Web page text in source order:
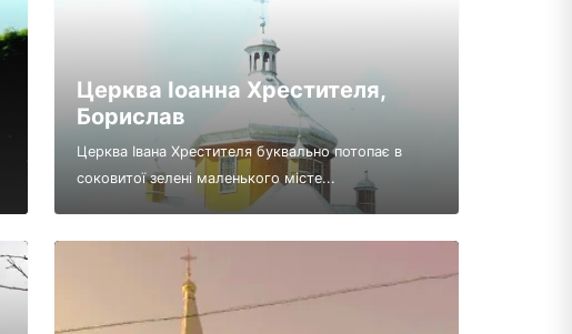
Церква Іоанна Хрестителя,
Борислав
Церква Івана Хрестителя буквально потопає в
соковитої зелені маленького місте...